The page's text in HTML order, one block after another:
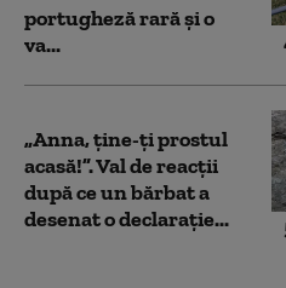
portugheză rară și o
va...
„Anna, ţine-ţi prostul
acasă!”. Val de reacții
după ce un bărbat a
desenat o declarație...